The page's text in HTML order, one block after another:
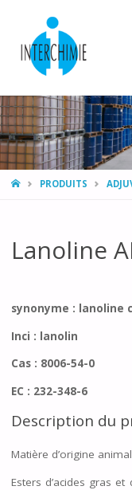
HOMEPRODUITS
Lanoline
synonyme : lanoline
Inci : lanolin
Cas : 8006-54-0
EC : 232-348-6
Description du
Matière d’origine
Esters d’acides gras